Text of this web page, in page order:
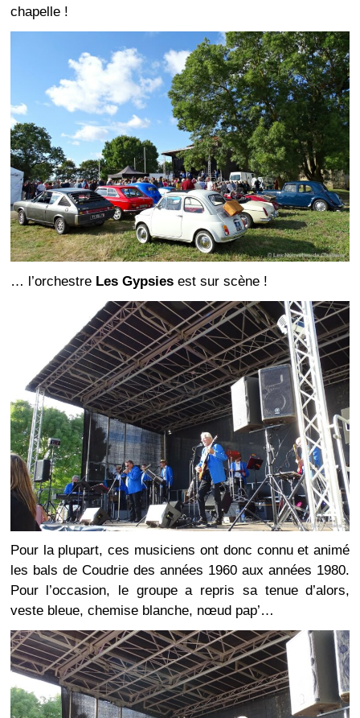
chapelle !
… l’orchestre Les Gypsiesest sur scène !
Pour la plupart, ces musiciens ont donc connu et animé
les bals de Coudrie des années 1960 aux années 1980.
Pour l’occasion, le groupe a repris sa tenue d’alors,
veste bleue, chemise blanche, nœud pap’…